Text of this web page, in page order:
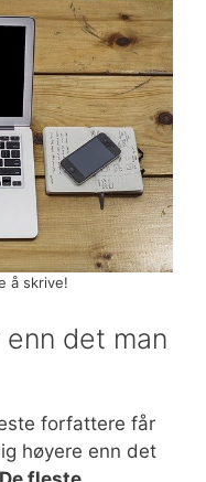
å skrive!
det man
forfattere får
høyere enn det